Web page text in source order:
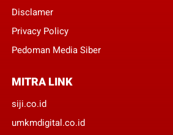
Disclamer
Privacy Policy
Pedoman Media Siber
MITRA LINK
siji.co.id
umkmdigital.co.id